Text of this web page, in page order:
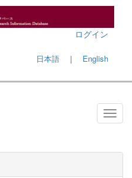
ログイン
日本語 ｜ English